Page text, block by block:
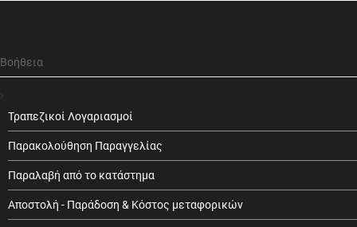
Βοήθεια
Τραπεζικοί Λογαριασμοί
Παρακολούθηση Παραγγελίας
Παραλαβή από το κατάστημα
Αποστολή - Παράδοση & Κόστος μεταφορικών